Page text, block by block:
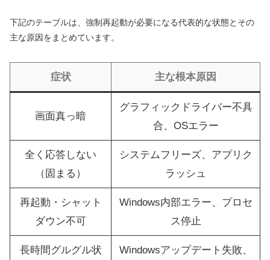
下記のテーブルは、強制再起動が必要になる代表的な状態とその
主な原因をまとめています。
症状 主な根本原因
画面真っ暗
グラフィックドライバー不具
合、OSエラー
全く応答しない
（固まる）
システムフリーズ、アプリク
ラッシュ
再起動・シャット
ダウン不可
Windows内部エラー、プロセ
ス停止
長時間グルグル状 Windowsアップデート失敗、